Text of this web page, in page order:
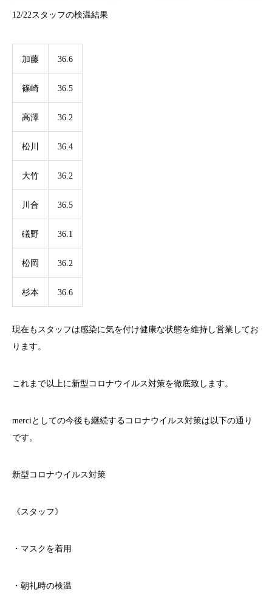
12/22スタッフの検温結果
加藤 36.6
篠崎 36.5
高澤 36.2
松川 36.4
大竹 36.2
川合 36.5
礒野 36.1
松岡 36.2
杉本 36.6
現在もスタッフは感染に気を付け健康な状態を維持し営業してお
ります。
これまで以上に新型コロナウイルス対策を徹底致します。
merci としての今後も継続するコロナウイルス対策は以下の通り
です。
新型コロナウイルス対策
《スタッフ》
・マスクを着用
・朝礼時の検温